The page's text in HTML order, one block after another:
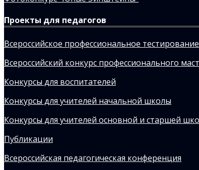
Проекты для педагогов
Всероссийское профессиональное
Всероссийский конкурс профессионального
Конкурсы для воспитателей
Конкурсы для учителей начальной школы
Конкурсы для учителей основной и старшей
Публикации
Всероссийская педагогическая конференция